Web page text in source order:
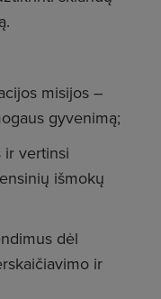
misijos –
gyvenimą;
ir vertinsi
išmokų
dėl
ir